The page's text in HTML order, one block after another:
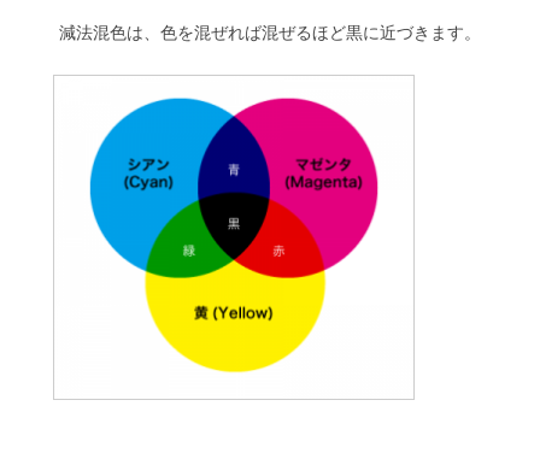
減法混色は、色を混ぜれば混ぜるほど黒に近づきます。